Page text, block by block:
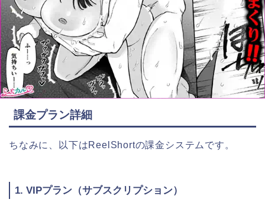
課金プラン詳細
ちなみに、以下はReelShortの課金システムです。
1. VIPプラン（サブスクリプション）